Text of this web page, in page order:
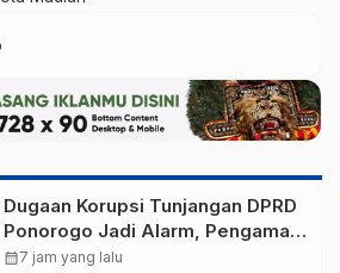
Dugaan Korupsi Tunjangan DPRD
Ponorogo Jadi Alarm, Pengamat
Minta Magetan Perkuat Tata
calendar_month7 jam yang lalu